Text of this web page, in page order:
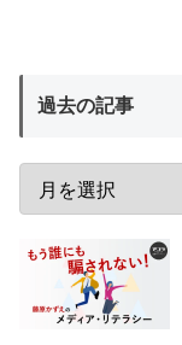
過去の記事